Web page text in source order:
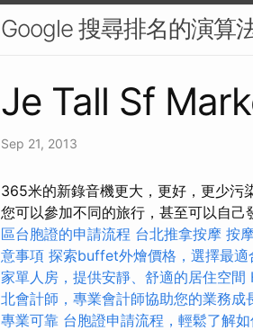
Google 搜尋排名的演算
Je Tall Sf
Sep 21, 2013
365米的新錄音機更大，更好，更少污
您可以參加不同的旅行，甚至可以自己
區台胞證的申請流程 台北推拿按摩 按
意事項 探索buffet外燴價格，選擇最適
家單人房，提供安靜、舒適的居住空間
北會計師，專業會計師協助您的業務成
專業可靠 台胞證申請流程，輕鬆了解